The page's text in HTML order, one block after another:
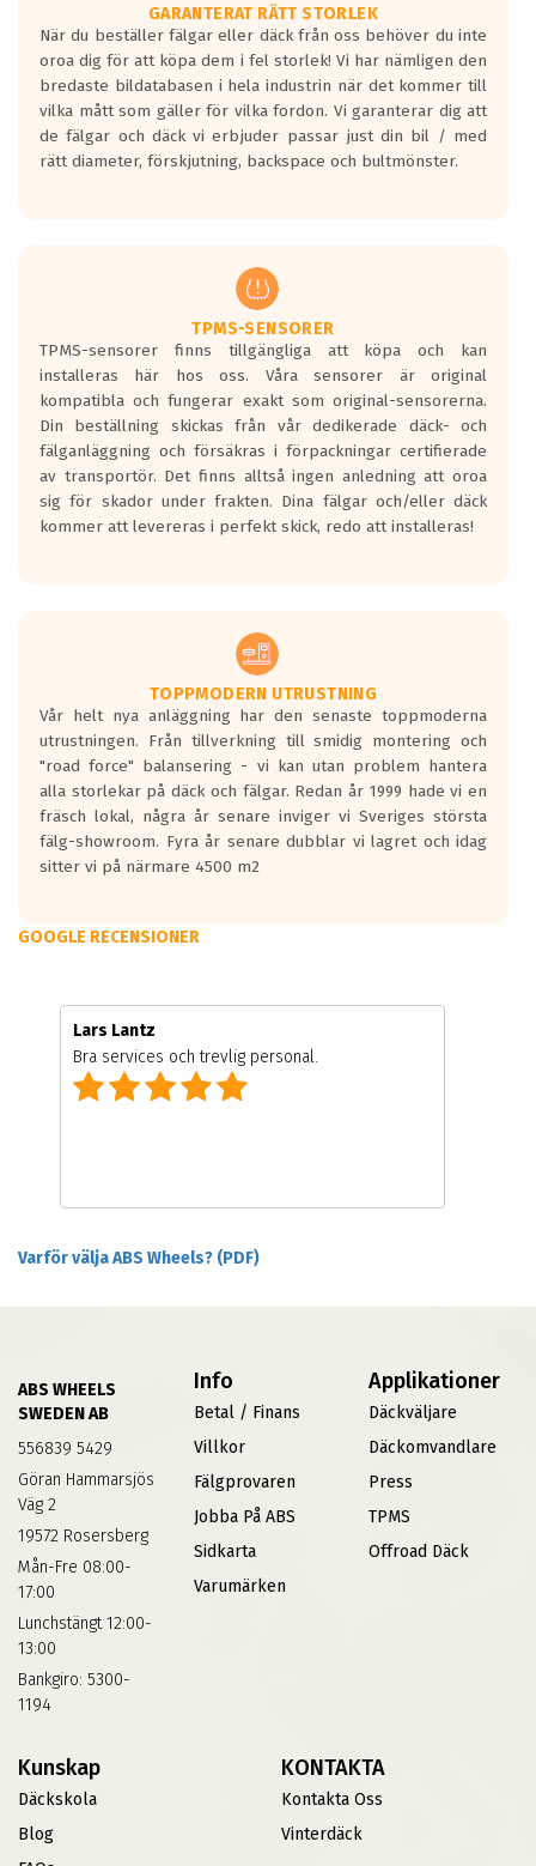
rullmotståndets ljud överträffa
motorljudet.
På däckmärkningen kommer det finnas
en symbol av ett däck med vågar. Hög
bullernivå markeras med svarta vågor
medans de vita vågorna påvisar om det är
ett tyst däck.
regelverket som introduceras år 2016.
Ett däck med två svarta vågor är redan
godkända för år 2016 nya regelverk.
Ett däck med en svart våg kommer vara
minst tre decibel tystare än det
regelverk som börjar gälla 2016.
GARANTERAT RÄTT STORLEK
När du beställer fälgar eller däck från oss behöver du inte
oroa dig för att köpa dem i fel storlek! Vi har nämligen den
bredaste bildatabasen i hela industrin när det kommer till
vilka mått som gäller för vilka fordon. Vi garanterar dig att
de fälgar och däck vi erbjuder passar just din bil / med
rätt diameter, förskjutning, backspace och bultmönster.
TPMS-SENSORER
TPMS-sensorer finns tillgängliga att köpa och kan
installeras här hos oss. Våra sensorer är original
kompatibla och fungerar exakt som original-sensorerna.
Din beställning skickas från vår dedikerade däck- och
fälganläggning och försäkras i förpackningar certifierade
av transportör. Det finns alltså ingen anledning att oroa
sig för skador under frakten. Dina fälgar och/eller däck
kommer att levereras i perfekt skick, redo att installeras!
TOPPMODERN UTRUSTNING
Vår helt nya anläggning har den senaste toppmoderna
utrustningen. Från tillverkning till smidig montering och
"road force" balansering - vi kan utan problem hantera
alla storlekar på däck och fälgar. Redan år 1999 hade vi en
fräsch lokal, några år senare inviger vi Sveriges största
fälg-showroom. Fyra år senare dubblar vi lagret och idag
sitter vi på närmare 4500 m2
GOOGLE RECENSIONER
Lars Lantz
Bra services och trevlig personal.
Varför välja ABS Wheels? (PDF)
ABS WHEELS
SWEDEN AB
556839 5429
Göran Hammarsjös
Väg 2
19572 Rosersberg
Mån-Fre 08:00-
17:00
Lunchstängt 12:00-
13:00
Bankgiro: 5300-
1194
Info
Betal / Finans
Villkor
Fälgprovaren
Jobba På ABS
Sidkarta
Varumärken
Applikationer
Däckväljare
Däckomvandlare
Press
TPMS
Offroad Däck
Kunskap
Däckskola
Blog
KONTAKTA
Kontakta Oss
Vinterdäck